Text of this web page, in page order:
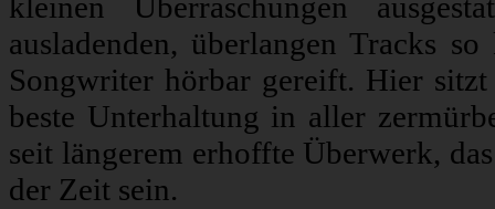
ausladenden, überlangen Tracks
Songwriter hörbar gereift. Hier
beste Unterhaltung in aller
seit längerem erhoffte Überwerk,
der Zeit sein.